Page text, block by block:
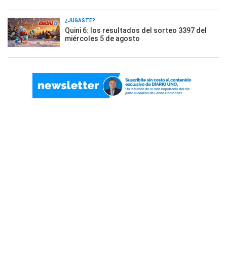
¿JUGASTE?
Quini 6: los resultados del sorteo 3397 del
miércoles 5 de agosto